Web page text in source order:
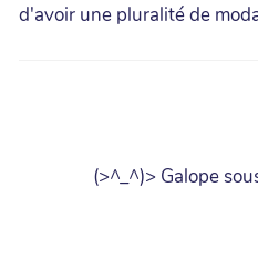
d'avoir une pluralité de
(>^_^)> Galope